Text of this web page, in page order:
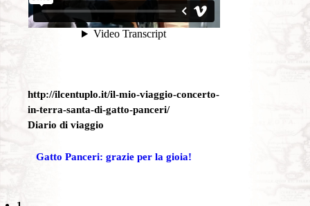
http://ilcentuplo.it/il-mio-viaggio-concerto-
in-terra-santa-di-gatto-panceri/
Diario di viaggio
Gatto Panceri: grazie per la gioia!